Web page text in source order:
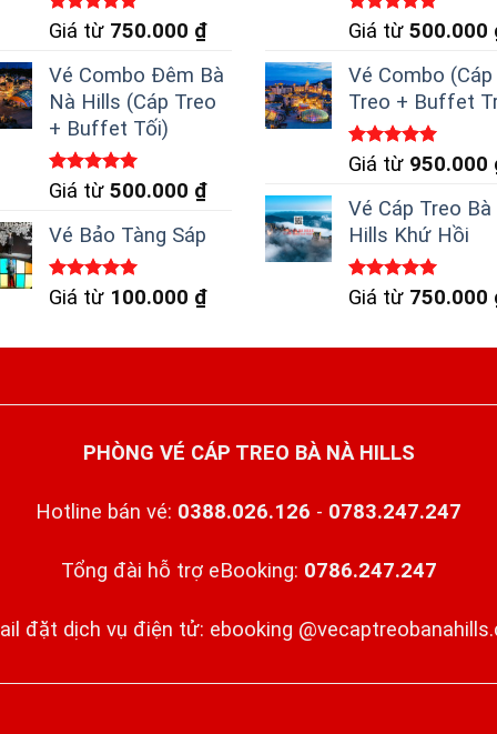
Được xếp
Giá từ 750.000 ₫
Vé Combo Đêm Bà
Nà Hills (Cáp Treo
+ Buffet Tối)
Được xếp
Giá từ 500.000 ₫
Vé Bảo Tàng Sáp
Được xếp
Giá từ 100.000 ₫
Được xếp
Giá từ 500.000
Vé Combo (Cáp
Treo + Buffet
Được xếp
Giá từ 950.000
Vé Cáp Treo Bà
Hills Khứ Hồi
Được xếp
Giá từ 750.000
PHÒNG VÉ CÁP TREO BÀ NÀ HILLS
Hotline bán vé: 0388.026.126 - 0783.247.247
Tổng đài hỗ trợ eBooking: 0786.247.247
đặt dịch vụ điện tử: ebooking